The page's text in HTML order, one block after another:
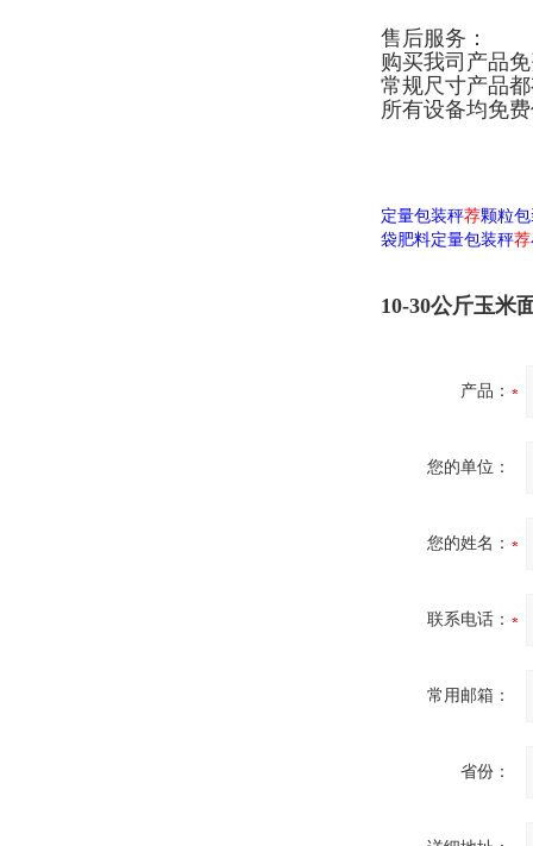
售后服务：
购买我司产品
常规尺寸产品
所有设备均免
定量包装秤荐颗粒
袋肥料定量包装秤荐
10-30公斤玉米
产品：
您的单位：
您的姓名：
联系电话：
常用邮箱：
省份：